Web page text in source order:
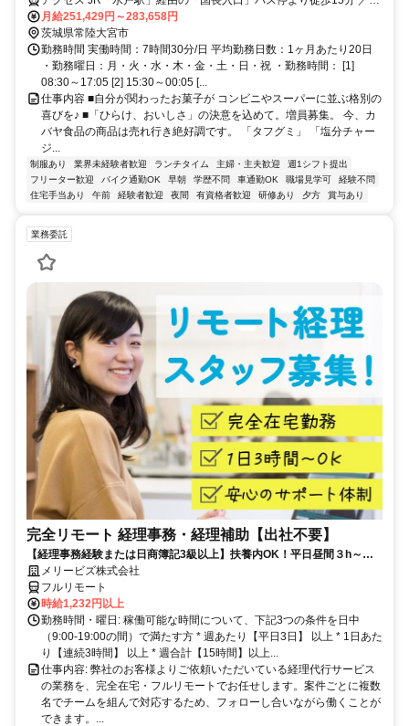
「塩分チャージタブレッツ」「セボンスター」「さくさくぱんだ」「ほ
ねほねザウルス」等のヒット連発を支える誇りと、業界屈指の待遇を同
時に手に入れませんか？ 平均勤続16.5年が証明する「心理的安全」と、
最新設備のクリーンルームで叶える「スマートな働き方」。 ただの作業
で終わらせない、日本中の笑顔を作る司令塔へ。
イカー通勤OK／無料駐車場完備
月給251,429円～283,658円
茨城県常陸大宮市
勤務時間 実働時間：7時間30分/日 平均勤務日数：1ヶ月あたり20日
・勤務曜日：月・火・水・木・金・土・日・祝 ・勤務時間： [1]
08:30～17:05 [2] 15:30～00:05 [...
仕事内容 ■自分が関わったお菓子が コンビニやスーパーに並ぶ格別の
喜びを♪ ■「ひらけ、おいしさ」の決意を込めて。増員募集。 今、カ
バヤ食品の商品は売れ行き絶好調です。 「タフグミ」 「塩分チャー
ジ...
制服あり 業界未経験者歓迎 ランチタイム 主婦・主夫歓迎
週1シフト提出
フリーター歓迎
バイク通勤OK 早朝 学歴不問 車通勤OK 職場見学可
経験不問
住宅手当あり
午前 経験者歓迎 夜間 有資格者歓迎 研修あり 夕方 賞与あり
業務委託
完全リモート 経理事務・経理補助【出社不要】
【経理事務経験または日商簿記3級以上】扶養内OK！平日昼間３h～。
完全在宅で育児・介護中の方も大歓迎♪
メリービズ株式会社
フルリモート
時給1,232円以上
勤務時間・曜日: 稼働可能な時間について、下記3つの条件を日中
（9:00-19:00の間）で満たす方 * 週あたり【平日3日】 以上 * 1日あた
り【連続3時間】 以上 * 週合計【15時間】以上...
仕事内容: 弊社のお客様よりご依頼いただいている経理代行サービス
の業務を、完全在宅・フルリモートでお任せします。案件ごとに複数
名でチームを組んで対応するため、フォローし合いながら働くことが
できます。...